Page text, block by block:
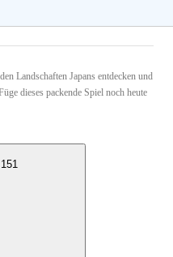
Landschaften Japans entdecken und
dieses packende Spiel noch heute
151